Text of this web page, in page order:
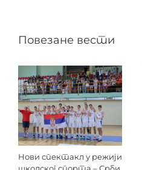
Повезане вести
Нови спектакл у режији